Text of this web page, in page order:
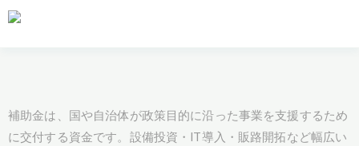
補助金は、国や自治体が政策目的に沿った事業を支援するため
に交付する資金です。設備投資・IT導入・販路開拓など幅広い